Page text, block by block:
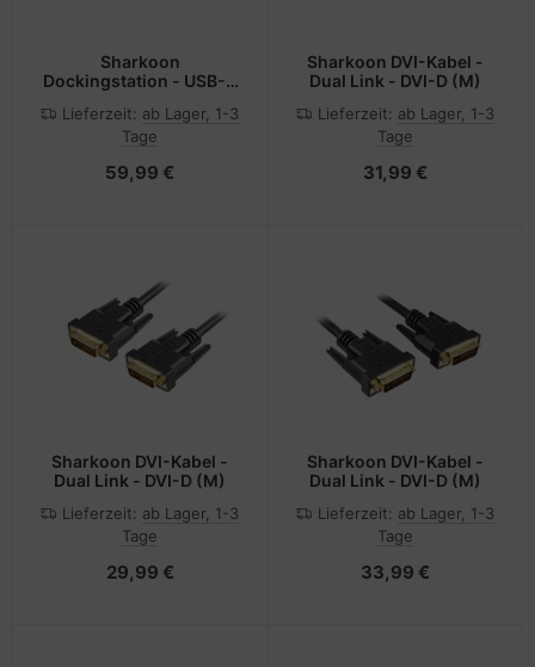
Sharkoon
Dockingstation - USB-C
Lieferzeit: ab Lager, 1-3
Tage
59,99 €
Sharkoon DVI-Kabel -
Dual Link - DVI-D (M)
Lieferzeit: ab Lager, 1-3
Tage
31,99 €
Sharkoon DVI-Kabel -
Dual Link - DVI-D (M)
Lieferzeit: ab Lager, 1-3
Tage
29,99 €
Sharkoon DVI-Kabel -
Dual Link - DVI-D (M)
Lieferzeit: ab Lager, 1-3
Tage
33,99 €